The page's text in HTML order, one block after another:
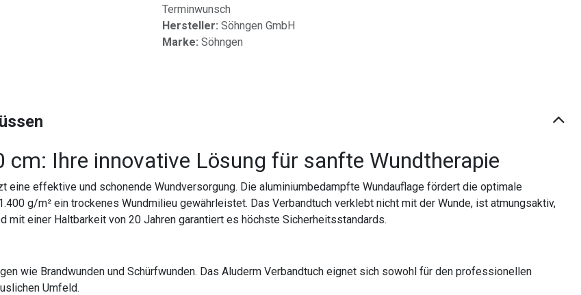
Terminwunsch
Hersteller: Söhngen GmbH
Marke: Söhngen
Ihre innovative Lösung für sanfte Wundtherapie
eine effektive und schonende Wundversorgung. Die aluminiumbedampfte Wundauflage fördert die optimale
g/m² ein trockenes Wundmilieu gewährleistet. Das Verbandtuch verklebt nicht mit der Wunde, ist atmungsaktiv,
einer Haltbarkeit von 20 Jahren garantiert es höchste Sicherheitsstandards.
wie Brandwunden und Schürfwunden. Das Aluderm Verbandtuch eignet sich sowohl für den professionellen
Umfeld.